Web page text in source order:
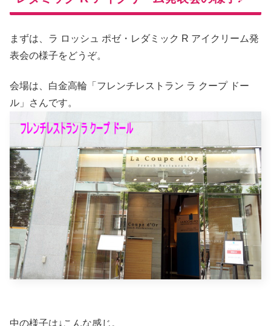
まずは、ラ ロッシュ ポゼ・レダミック R アイクリーム発
表会の様子をどうぞ。
会場は、白金高輪「フレンチレストラン ラ クープ ドー
ル」さんです。
中の様子は↓こんな感じ。